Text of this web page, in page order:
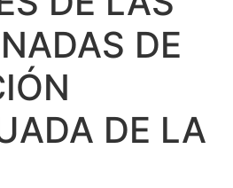
DE
DE LA